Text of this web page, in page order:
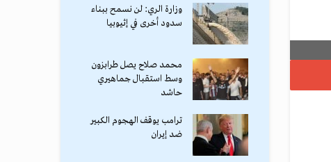
وزارة الري: لن نسمح ببناء
سدود أخرى في إثيوبيا
محمد صلاح يصل طرابزون
وسط استقبال جماهيري
حاشد
ترامب يوقف الهجوم الكبير
ضد إيران